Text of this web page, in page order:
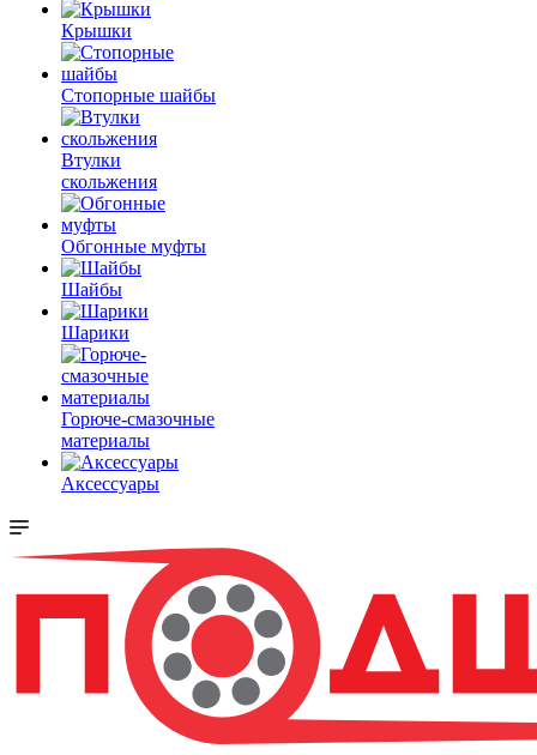
Крышки
Стопорные шайбы
Втулки
скольжения
Обгонные муфты
Шайбы
Шарики
Горюче-смазочные
материалы
Аксессуары